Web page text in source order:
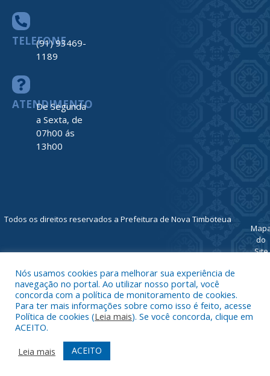
TELEFONE
(91) 93469-
1189
ATENDIMENTO
De Segunda
a Sexta, de
07h00 ás
13h00
Todos os direitos reservados a Prefeitura de Nova Timboteua
do
Site
Nós usamos cookies para melhorar sua experiência de
navegação no portal. Ao utilizar nosso portal, você
concorda com a política de monitoramento de cookies.
Para ter mais informações sobre como isso é feito, acesse
Política de cookies (Leia mais). Se você concorda, clique em
ACEITO.
Leia mais
ACEITO